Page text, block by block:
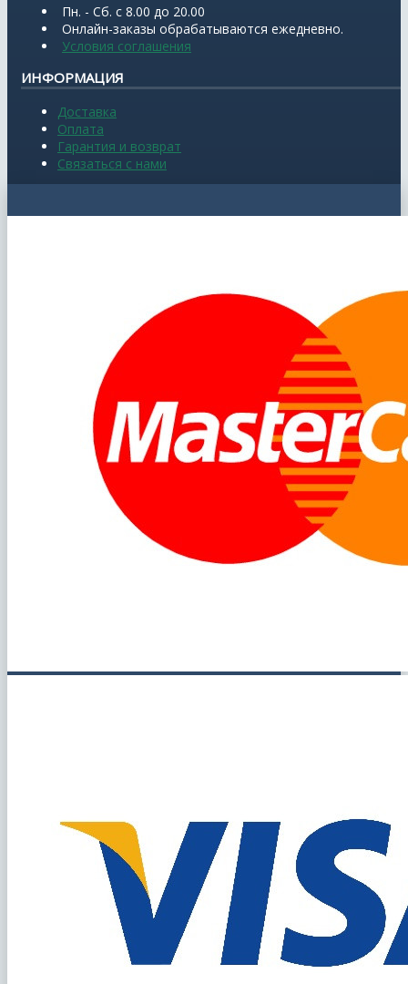
Пн. - Сб. с 8.00 до 20.00
Онлайн-заказы обрабатываются ежедневно.
Условия соглашения
ИНФОРМАЦИЯ
Доставка
Оплата
Гарантия и возврат
Связаться с нами